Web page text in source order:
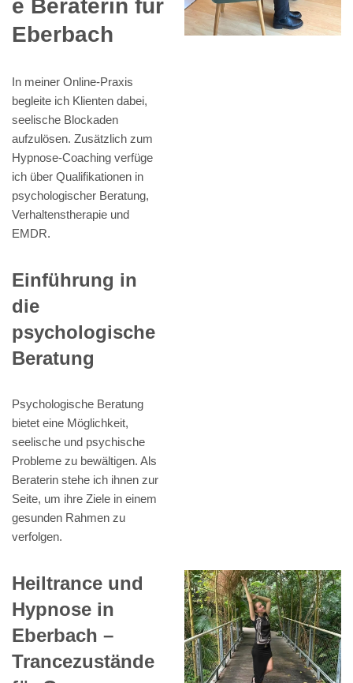
e Beraterin für
Eberbach
In meiner Online-Praxis
begleite ich Klienten dabei,
seelische Blockaden
aufzulösen. Zusätzlich zum
Hypnose-Coaching verfüge
ich über Qualifikationen in
psychologischer Beratung,
Verhaltenstherapie und
EMDR.
Einführung in
die
psychologische
Beratung
Psychologische Beratung
bietet eine Möglichkeit,
seelische und psychische
Probleme zu bewältigen. Als
Beraterin stehe ich ihnen zur
Seite, um ihre Ziele in einem
gesunden Rahmen zu
verfolgen.
Heiltrance und
Hypnose in
Eberbach –
Trancezustände